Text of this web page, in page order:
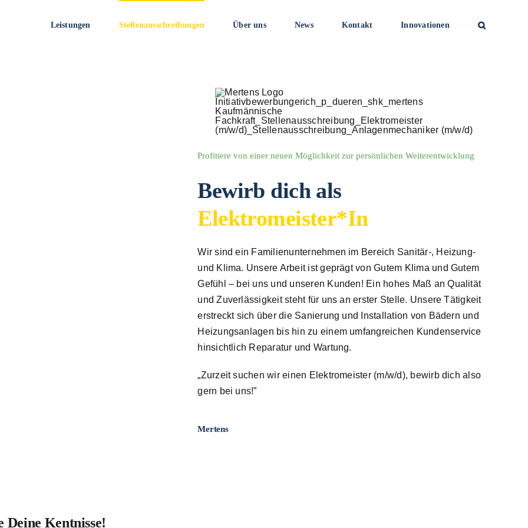
Leistungen Stellenausschreibungen Über uns News Kontakt Innovationen
Profitiere von einer neuen Möglichkeit zur persönlichen Weiterentwicklung
Bewirb dich als
Elektromeister*in
Wir sind ein Familienunternehmen im Bereich Sanitär-, Heizung-
und Klima. Unsere Arbeit ist geprägt von Gutem Klima und Gutem
Gefühl – bei uns und unseren Kunden! Ein hohes Maß an Qualität
und Zuverlässigkeit steht für uns an erster Stelle. Unsere Tätigkeit
erstreckt sich über die Sanierung und Installation von Bädern und
Heizungsanlagen bis hin zu einem umfangreichen Kundenservice
hinsichtlich Reparatur und Wartung.
„Zurzeit suchen wir einen Elektromeister (m/w/d), bewirb dich also
gern bei uns!”
Mertens
Deine Kentnisse!